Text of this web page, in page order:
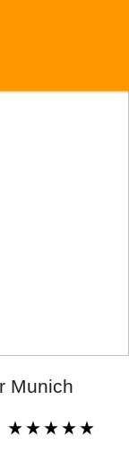
Munich